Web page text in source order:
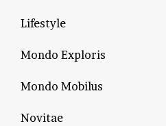
Lifestyle
Mondo Exploris
Mondo Mobilus
Novitae